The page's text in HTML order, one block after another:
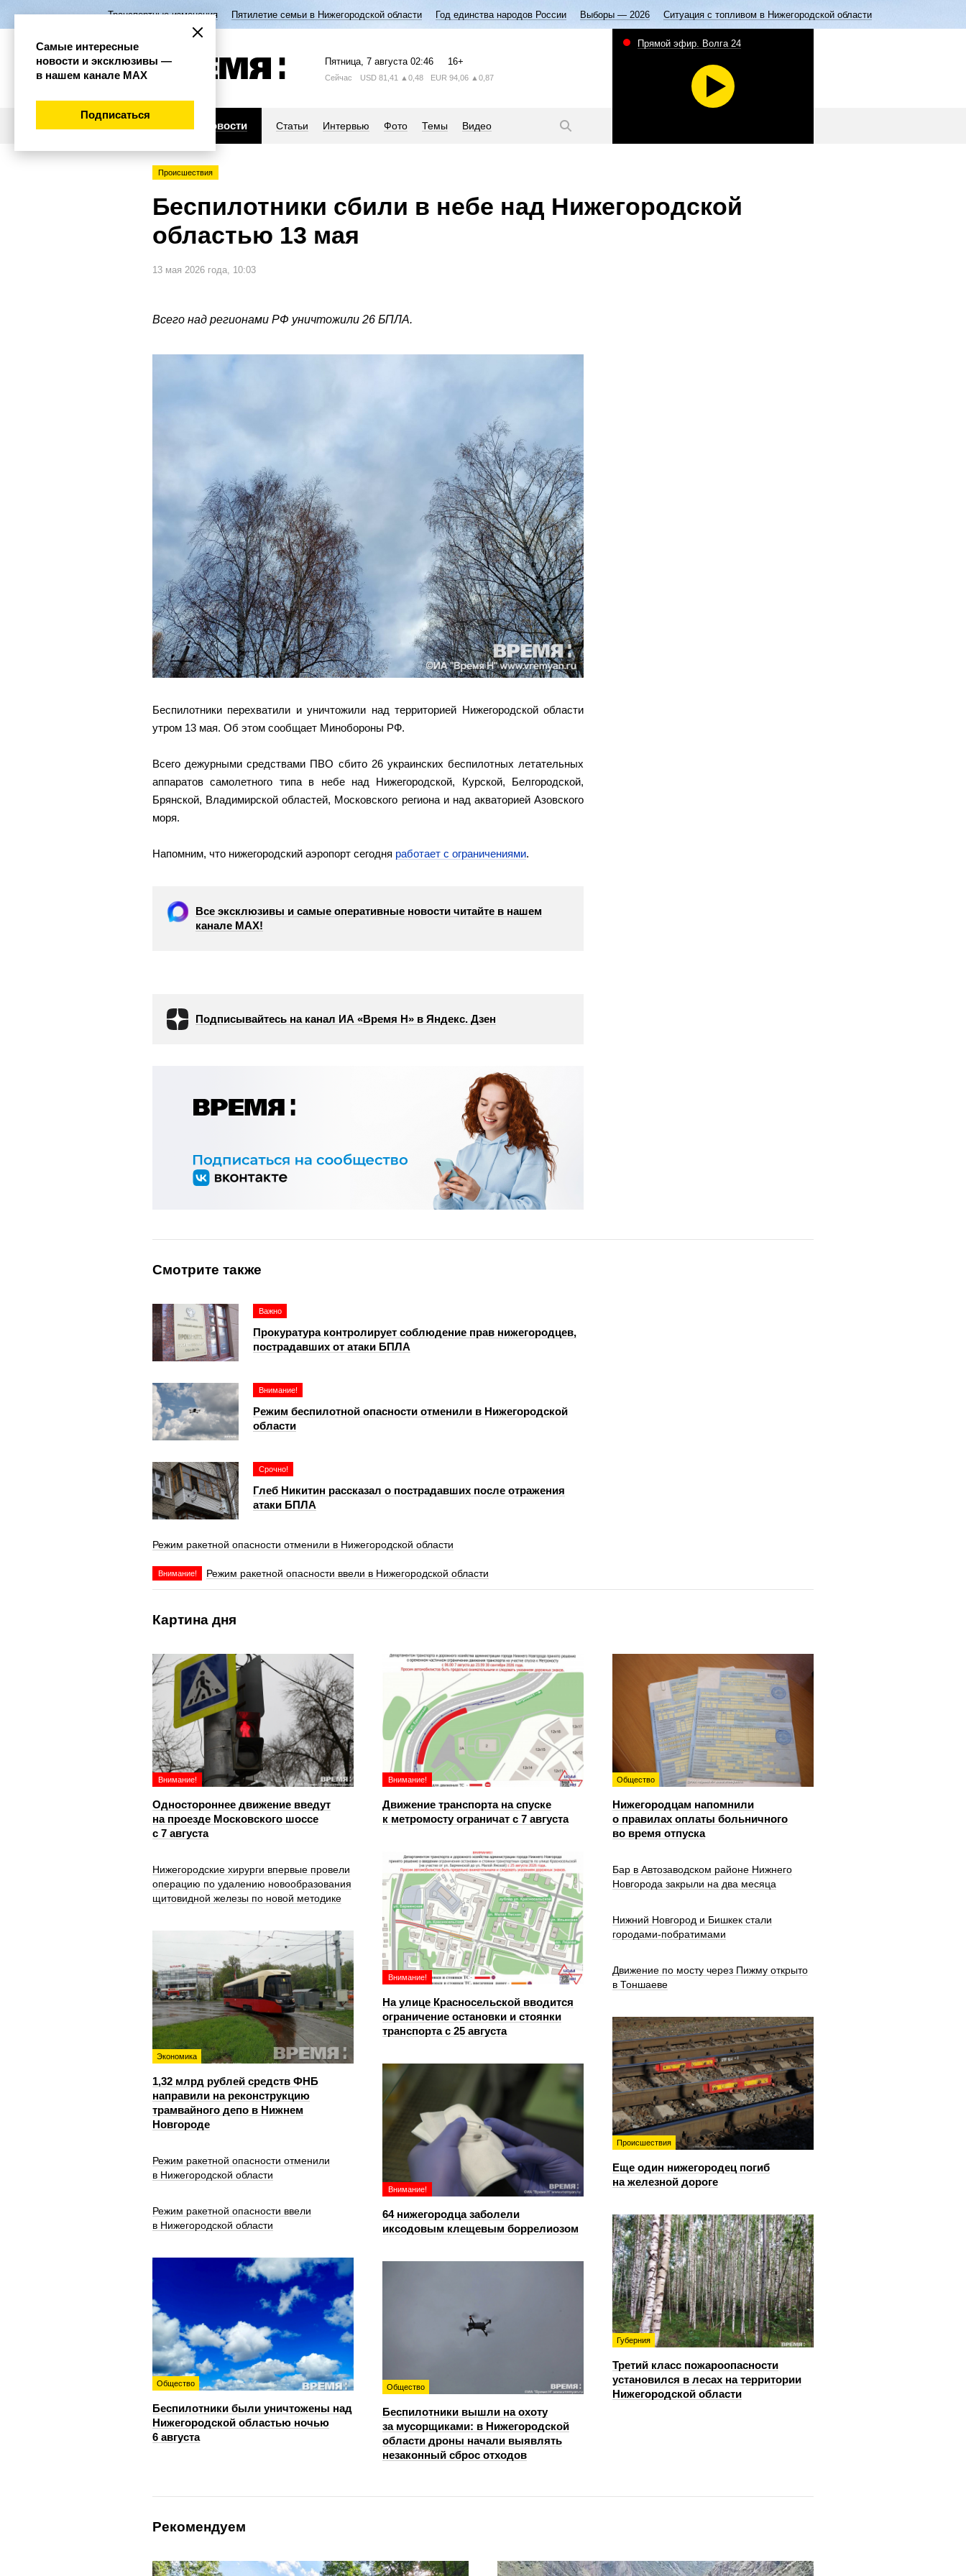
Транспортные изменения Пятилетие семьи в Нижегородской области Год единства народов России Выборы — 2026 Ситуация с топливом в Нижегородской области
Пятница, 7 августа 02:46 16+
Сейчас USD 81,41 ▲0,48 EUR 94,06 ▲0,87
Новости Статьи Интервью Фото Темы Видео
Прямой эфир. Волга 24
Происшествия
Беспилотники сбили в небе над Нижегородской
областью 13 мая
13 мая 2026 года, 10:03
Всего над регионами РФ уничтожили 26 БПЛА.
Беспилотники перехватили и уничтожили над территорией Нижегородской области
утром 13 мая. Об этом сообщает Минобороны РФ.
Всего дежурными средствами ПВО сбито 26 украинских беспилотных летательных
аппаратов самолетного типа в небе над Нижегородской, Курской, Белгородской,
Брянской, Владимирской областей, Московского региона и над акваторией Азовского
моря.
Напомним, что нижегородский аэропорт сегодня работает с ограничениями.
Все эксклюзивы и самые оперативные новости читайте в нашем
канале МАХ!
Подписывайтесь на канал ИА «Время Н» в Яндекс. Дзен
Смотрите также
Важно
Прокуратура контролирует соблюдение прав нижегородцев,
пострадавших от атаки БПЛА
Внимание!
Режим беспилотной опасности отменили в Нижегородской
области
Срочно!
Глеб Никитин рассказал о пострадавших после отражения
атаки БПЛА
Режим ракетной опасности отменили в Нижегородской области
Внимание! Режим ракетной опасности ввели в Нижегородской области
Картина дня
Внимание!
Одностороннее движение введут
на проезде Московского шоссе
с 7 августа
Внимание!
Движение транспорта на спуске
к метромосту ограничат с 7 августа
Общество
Нижегородцам напомнили
о правилах оплаты больничного
во время отпуска
Внимание!
На улице Красносельской вводится
ограничение остановки и стоянки
транспорта с 25 августа
Нижегородские хирурги впервые провели
операцию по удалению новообразования
щитовидной железы по новой методике
Бар в Автозаводском районе Нижнего
Новгорода закрыли на два месяца
Нижний Новгород и Бишкек стали
городами-побратимами
Экономика
1,32 млрд рублей средств ФНБ
направили на реконструкцию
трамвайного депо в Нижнем
Новгороде
Движение по мосту через Пижму открыто
в Тоншаеве
Происшествия
Еще один нижегородец погиб
на железной дороге
Внимание!
64 нижегородца заболели
иксодовым клещевым боррелиозом
Режим ракетной опасности отменили
в Нижегородской области
Режим ракетной опасности ввели
в Нижегородской области
Губерния
Третий класс пожароопасности
установился в лесах на территории
Нижегородской области
Общество
Беспилотники были уничтожены над
Нижегородской областью ночью
6 августа
Общество
Беспилотники вышли на охоту
за мусорщиками: в Нижегородской
области дроны начали выявлять
незаконный сброс отходов
Рекомендуем
Самые интересные
новости и эксклюзивы —
в нашем канале МАХ
Подписаться